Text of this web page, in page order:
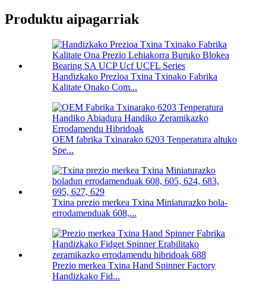
Produktu aipagarriak
Handizkako Prezioa Txina Txinako Fabrika
Kalitate Onako Com...
OEM fabrika Txinarako 6203 Tenperatura altuko
Spe...
Txina prezio merkea Txina Miniaturazko bola-
errodamenduak 608,...
Prezio merkea Txina Hand Spinner Factory
Handizkako Fid...